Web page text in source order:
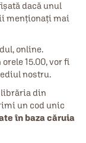
dacă unul
menționați mai
online.
15.00, vor fi
nostru.
librăria din
un cod unic
în baza căruia